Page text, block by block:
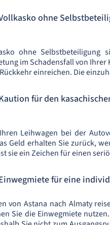
ohne
ohne Selbstbeteiligung
im Schadensfall von Ihrer
einreichen. Die
für den
Leihwagen bei der
Geld erhalten Sie zurück,
sie ein Zeichen für einen
für eine
von Astana nach Almaty
Sie die Einwegmiete